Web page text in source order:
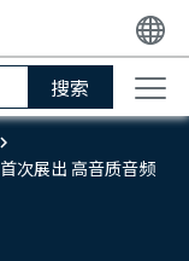
搜索
次展出 高音质音频